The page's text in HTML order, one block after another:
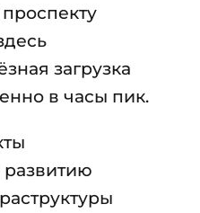
загрузка
в часы пик.